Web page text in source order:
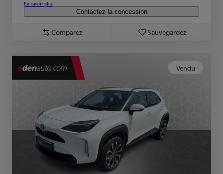
En savoir plus
Contactez la concession
Comparez Sauvegardez
Vendu